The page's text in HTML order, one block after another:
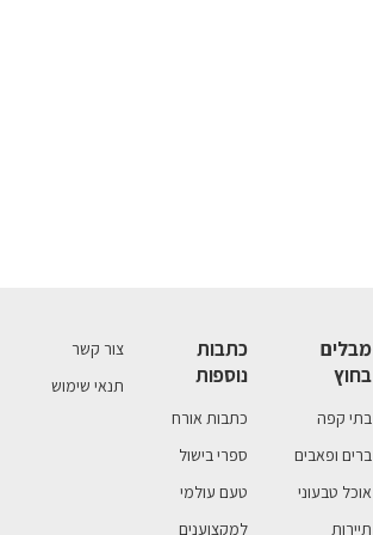
מבלים
בחוץ
בתי קפה
ברים ופאבים
אוכל טבעוני
תיירות
כתבות
נוספות
כתבות אורח
ספרי בישול
טעם עולמי
למקצוענים
צור קשר
תנאי שימוש